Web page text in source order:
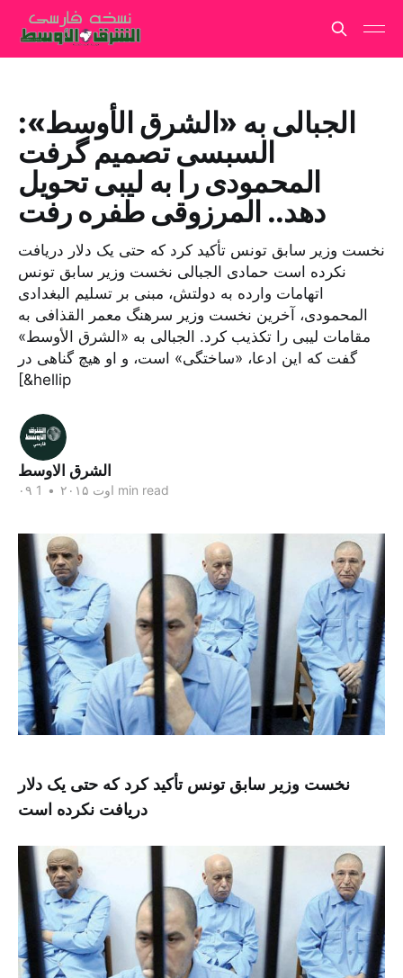
الجبالی به «الشرق الأوسط»:
السبسی تصمیم گرفت
المحمودی را به لیبی تحویل
دهد.. المرزوقی طفره رفت
نخست وزیر سابق تونس تأکید کرد که حتی یک دلار دریافت
نکرده است حمادی الجبالی نخست وزیر سابق تونس
اتهامات وارده به دولتش، مبنی بر تسلیم البغدادی
المحمودی، آخرین نخست وزیر سرهنگ معمر القذافی به
مقامات لیبی را تکذیب کرد. الجبالی به «الشرق الأوسط»
گفت که این ادعا، «ساختگی» است، و او هیچ گناهی در
[&hellip
الشرق الاوسط
۰۹ اوت ۲۰۱۵ • 1 min read
نخست وزیر سابق تونس تأکید کرد که حتی یک دلار
دریافت نکرده است